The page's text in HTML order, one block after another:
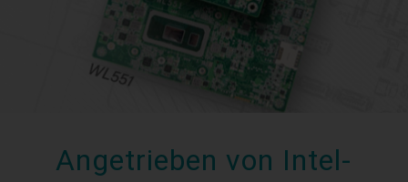
Angetrieben von Intel-